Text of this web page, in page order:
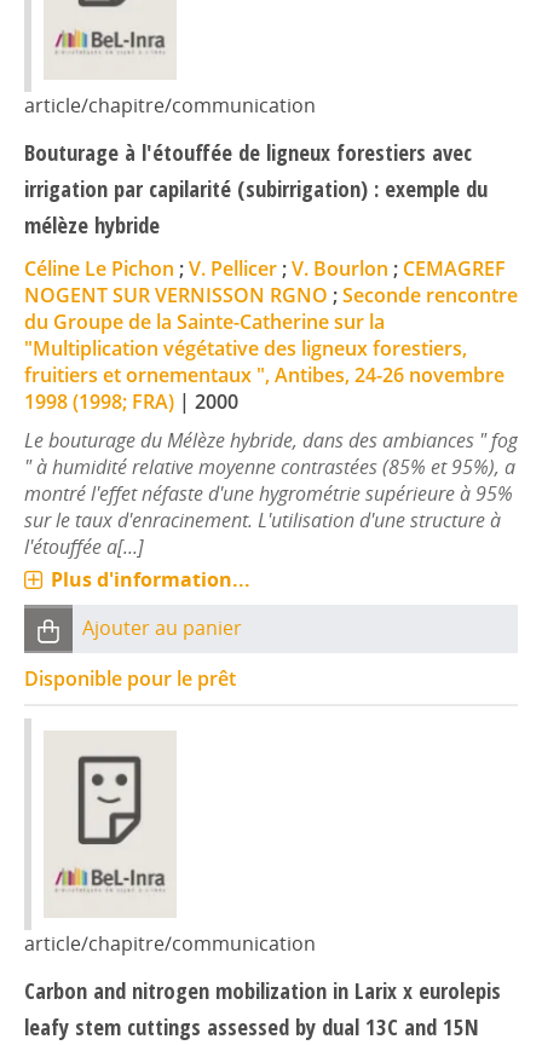
article/chapitre/communication
Bouturage à l'étouffée de ligneux forestiers avec
irrigation par capilarité (subirrigation) : exemple du
mélèze hybride
Céline Le Pichon ;V. Pellicer;V. Bourlon ; CEMAGREF
NOGENT SUR VERNISSON RGNO ;Seconde rencontre
du Groupe de la Sainte-Catherine sur la
"Multiplication végétative des ligneux forestiers,
fruitiers et ornementaux ", Antibes, 24-26 novembre
1998 (1998; FRA) | 2000
Le bouturage du Mélèze hybride, dans des ambiances " fog
" à humidité relative moyenne contrastées (85% et 95%), a
montré l'effet néfaste d'une hygrométrie supérieure à 95%
sur le taux d'enracinement. L'utilisation d'une structure à
l'étouffée a[...]
Plus d'information...
Ajouter au panier
Disponible pour le prêt
article/chapitre/communication
Carbon and nitrogen mobilization in Larix x eurolepis
leafy stem cuttings assessed by dual 13C and 15N